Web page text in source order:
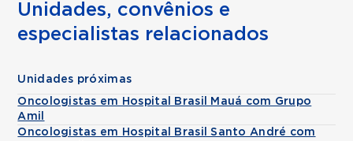
Unidades, convênios e
especialistas relacionados
Unidades próximas
Oncologistas em Hospital Brasil Mauá com Grupo
Amil
Oncologistas em Hospital Brasil Santo André com